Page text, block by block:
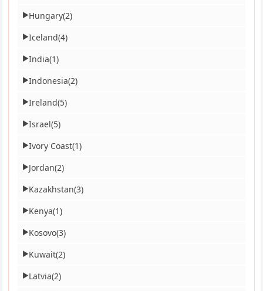
▶Hungary(2)
▶Iceland(4)
▶India(1)
▶Indonesia(2)
▶Ireland(5)
▶Israel(5)
▶Ivory Coast(1)
▶Jordan(2)
▶Kazakhstan(3)
▶Kenya(1)
▶Kosovo(3)
▶Kuwait(2)
▶Latvia(2)